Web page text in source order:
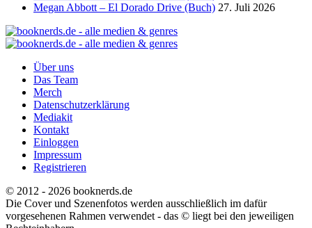
Megan Abbott – El Dorado Drive (Buch) 27. Juli 2026
Über uns
Das Team
Merch
Datenschutzerklärung
Mediakit
Kontakt
Einloggen
Impressum
Registrieren
© 2012 - 2026 booknerds.de
Die Cover und Szenenfotos werden ausschließlich im dafür
vorgesehenen Rahmen verwendet - das © liegt bei den jeweiligen